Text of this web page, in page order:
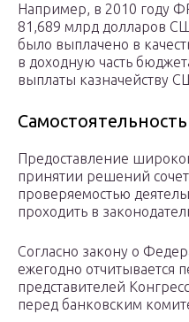
Например, в 2010 году
81,689 млрд долларов
было выплачено в
в доходную часть
выплаты казначейству
Самостоятельность
Предоставление
принятии решений
проверяемостью
проходить в
Согласно закону о
ежегодно отчитывается
представителей
перед банковским